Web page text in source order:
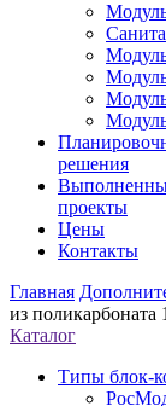
решения
проекты
Цены
Контакты
Главная
из поликарбоната
Каталог
Типы блок-